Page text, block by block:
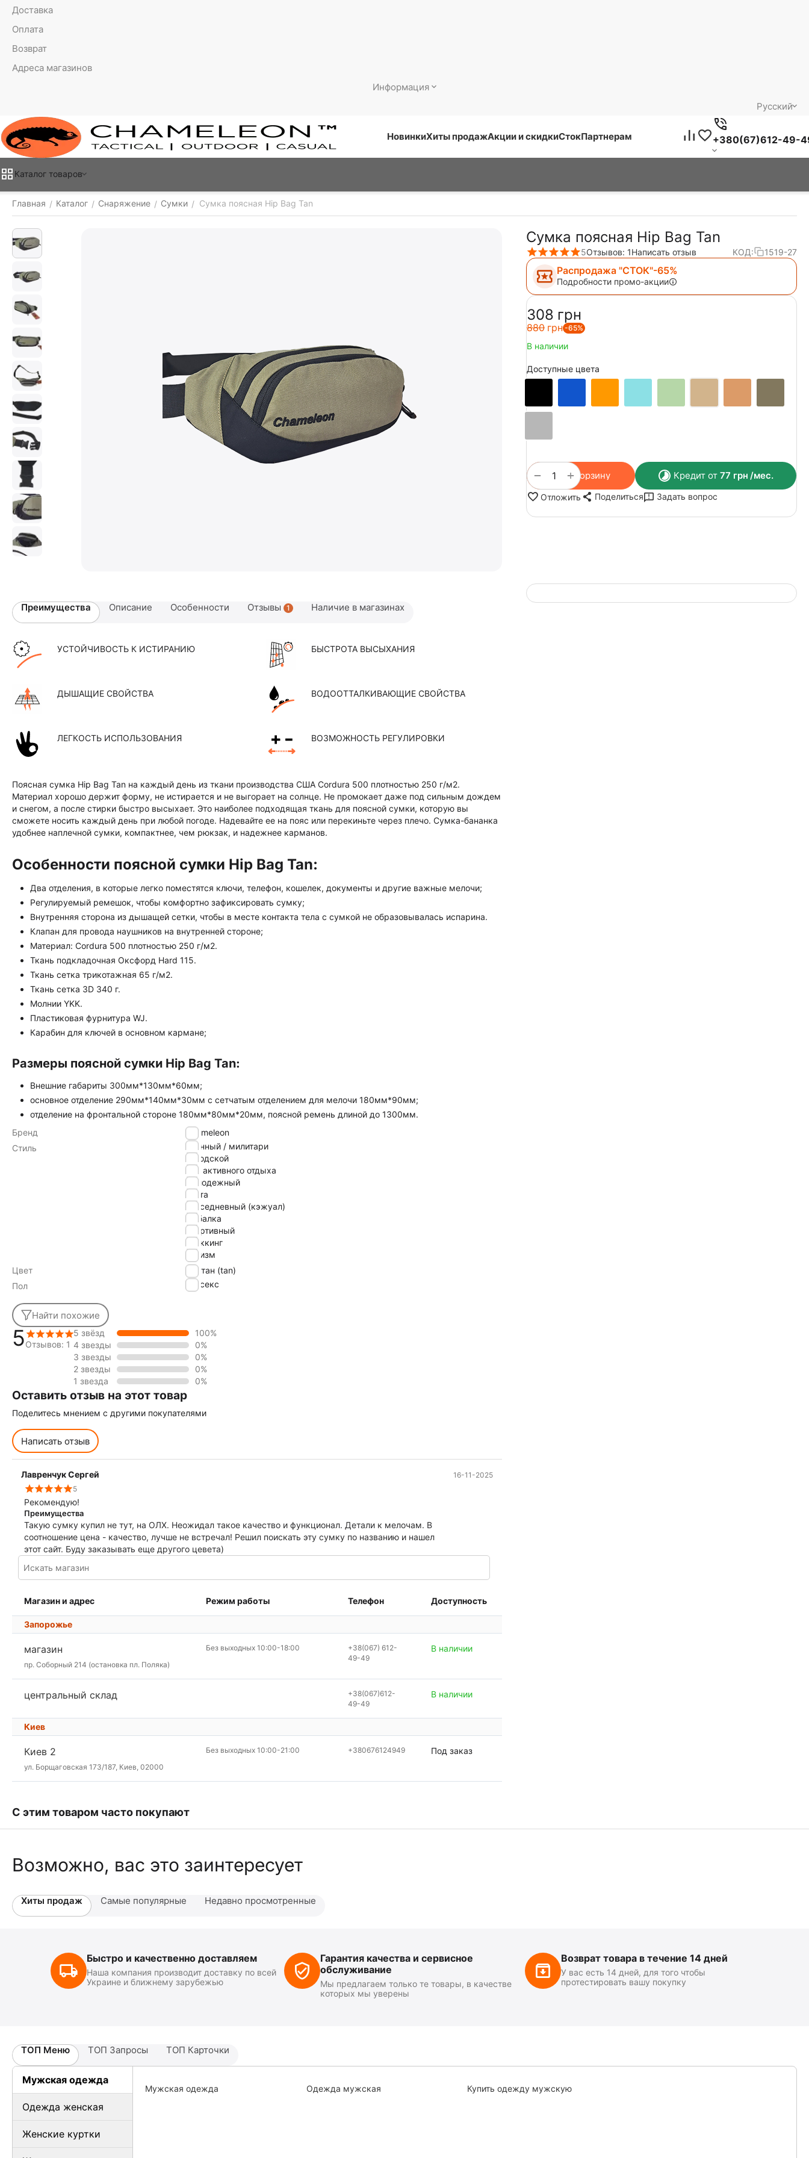
Доставка
Оплата
Возврат
Адреса магазинов
Информация
Русский
НовинкиХиты продажАкции и скидкиСтокПартнерам +380(67)612-49-
Каталог товаров
Главная / Каталог / Снаряжение / Сумки / Сумка поясная Hip Bag Tan
Сумка поясная Hip Bag Tan
5Отзывов: 1Написать отзыв КОД: 1519-27
Распродажа "СТОК"-65%
Подробности промо-акции
‍308‍ грн
‍880‍ грн -65%
В наличии
Доступные цвета
+
− В корзину Кредит от 77 грн /мес.
Отложить Поделиться Задать вопрос
Преимущества Описание Особенности Отзывы 1 Наличие в магазинах
УСТОЙЧИВОСТЬ К ИСТИРАНИЮ БЫСТРОТА ВЫСЫХАНИЯ
ДЫШАЩИЕ СВОЙСТВА ВОДООТТАЛКИВАЮЩИЕ СВОЙСТВА
ЛЕГКОСТЬ ИСПОЛЬЗОВАНИЯ ВОЗМОЖНОСТЬ РЕГУЛИРОВКИ
Поясная сумка Hip Bag Tan на каждый день из ткани производства США Cordura 500 плотностью 250 г/м2.
Материал хорошо держит форму, не истирается и не выгорает на солнце. Не промокает даже под сильным дождем
и снегом, а после стирки быстро высыхает. Это наиболее подходящая ткань для поясной сумки, которую вы
сможете носить каждый день при любой погоде. Надевайте ее на пояс или перекиньте через плечо. Сумка-бананка
удобнее наплечной сумки, компактнее, чем рюкзак, и надежнее карманов.
Особенности поясной сумки Hip Bag Tan:
Два отделения, в которые легко поместятся ключи, телефон, кошелек, документы и другие важные мелочи;
Регулируемый ремешок, чтобы комфортно зафиксировать сумку;
Внутренняя сторона из дышащей сетки, чтобы в месте контакта тела с сумкой не образовывалась испарина.
Клапан для провода наушников на внутренней стороне;
Материал: Cordura 500 плотностью 250 г/м2.
Ткань подкладочная Оксфорд Hard 115.
Ткань сетка трикотажная 65 г/м2.
Ткань сетка 3D 340 г.
Молнии YKK.
Пластиковая фурнитура WJ.
Карабин для ключей в основном кармане;
Размеры поясной сумки Hip Bag Tan:
Внешние габариты 300мм*130мм*60мм;
основное отделение 290мм*140мм*30мм с сетчатым отделением для мелочи 180мм*90мм;
отделение на фронтальной стороне 180мм*80мм*20мм, поясной ремень длиной до 1300мм.
Бренд
Chameleon
Стиль
военный / милитари
городской
для активного отдыха
молодежный
охота
повседневный (кэжуал)
рыбалка
спортивный
треккинг
туризм
Цвет
тан (tan)
Пол
Унисекс
Найти похожие
5Отзывов: 1
5 звёзд
100%
4 звезды
0%
3 звезды
0%
2 звезды
0%
1 звезда
0%
Оставить отзыв на этот товар
Поделитесь мнением с другими покупателями
Написать отзыв
Лавренчук Сергей
16-11-2025
5
Рекомендую!
Преимущества
Такую сумку купил не тут, на ОЛХ. Неожидал такое качество и функционал. Детали к мелочам. В
соотношение цена - качество, лучше не встречал! Решил поискать эту сумку по названию и нашел
этот сайт. Буду заказывать еще другого цевета)
Магазин и адрес Режим работы Телефон Доступность
Запорожье
магазин
пр. Соборный 214 (остановка пл. Поляка)
Без выходных 10:00-18:00
+38(067) 612-
49-49
В наличии
центральный склад
+38(067)612-
49-49
В наличии
Киев
Киев 2
ул. Борщаговская 173/187, Киев, 02000
Без выходных 10:00-21:00 +380676124949 Под заказ
С этим товаром часто покупают
Возможно, вас это заинтересует
Хиты продаж Самые популярные Недавно просмотренные
Быстро и качественно доставляем
Наша компания производит доставку по всей
Украине и ближнему зарубежью
Гарантия качества и сервисное
обслуживание
Мы предлагаем только те товары, в качестве
которых мы уверены
Возврат товара в течение 14 дней
У вас есть 14 дней, для того чтобы
протестировать вашу покупку
ТОП Меню ТОП Запросы ТОП Карточки
Мужская одежда
Одежда женская
Женские куртки
Мужская одежда Одежда мужская Купить одежду мужскую